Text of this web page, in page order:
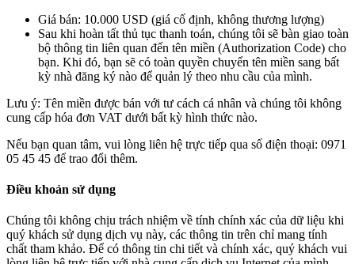
Giá bán: 10.000 USD (giá cố định, không thương lượng)
Sau khi hoàn tất thủ tục thanh toán, chúng tôi sẽ bàn giao toàn
bộ thông tin liên quan đến tên miền (Authorization Code) cho
bạn. Khi đó, bạn sẽ có toàn quyền chuyển tên miền sang bất
kỳ nhà đăng ký nào để quản lý theo nhu cầu của mình.
Lưu ý: Tên miền được bán với tư cách cá nhân và chúng tôi không
cung cấp hóa đơn VAT dưới bất kỳ hình thức nào.
Nếu bạn quan tâm, vui lòng liên hệ trực tiếp qua số điện thoại: 0971
05 45 45 để trao đổi thêm.
Điều khoản sử dụng
Chúng tôi không chịu trách nhiệm về tính chính xác của dữ liệu khi
quý khách sử dụng dịch vụ này, các thông tin trên chỉ mang tính
chất tham khảo. Để có thông tin chi tiết và chính xác, quý khách vui